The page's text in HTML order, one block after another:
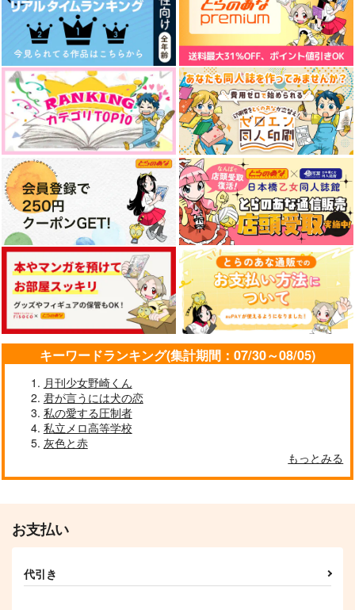
キーワードランキング(集計期間：07/30～08/05)
月刊少女野崎くん
君が言うには犬の恋
私の愛する圧制者
私立メロ高等学校
灰色と赤
もっとみる
お支払い
代引き